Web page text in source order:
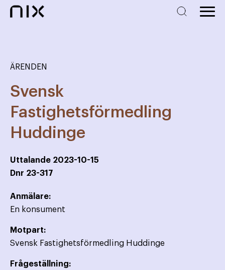
ÄRENDEN
Svensk
Fastighetsförmedling
Huddinge
Uttalande 2023-10-15
Dnr 23-317
Anmälare:
En konsument
Motpart:
Svensk Fastighetsförmedling Huddinge
Frågeställning: